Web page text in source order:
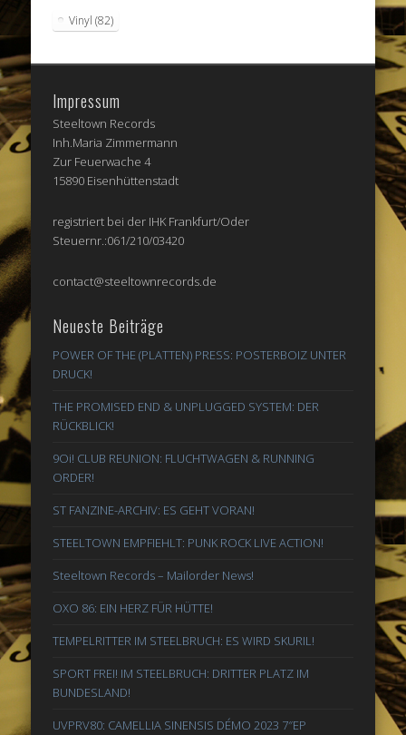
Vinyl (82)
Impressum
Steeltown Records
Inh.Maria Zimmermann
Zur Feuerwache 4
15890 Eisenhüttenstadt
registriert bei der IHK Frankfurt/Oder
Steuernr.:061/210/03420
contact@steeltownrecords.de
Neueste Beiträge
POWER OF THE (PLATTEN) PRESS: POSTERBOIZ UNTER
DRUCK!
THE PROMISED END & UNPLUGGED SYSTEM: DER
RÜCKBLICK!
9Oi! CLUB REUNION: FLUCHTWAGEN & RUNNING
ORDER!
ST FANZINE-ARCHIV: ES GEHT VORAN!
STEELTOWN EMPFIEHLT: PUNK ROCK LIVE ACTION!
Steeltown Records – Mailorder News!
OXO 86: EIN HERZ FÜR HÜTTE!
TEMPELRITTER IM STEELBRUCH: ES WIRD SKURIL!
SPORT FREI! IM STEELBRUCH: DRITTER PLATZ IM
BUNDESLAND!
UVPRV80: CAMELLIA SINENSIS DÉMO 2023 7″EP